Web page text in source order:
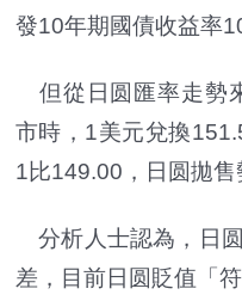
發10年期國債收益率
但從日圆匯率走勢
市時，1美元兌換
1比149.00，日圆拋售
分析人士認為，日
差，目前日圆貶值「符